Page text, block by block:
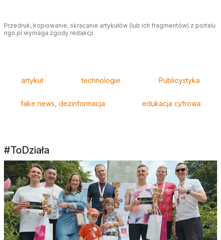
Przedruk, kopiowanie, skracanie artykułów (lub ich fragmentów) z portalu
ngo.pl wymaga zgody redakcji.
artykuł technologie Publicystyka
fake news, dezinformacja edukacja cyfrowa
#ToDziała